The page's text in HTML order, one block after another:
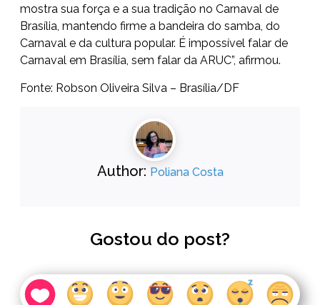
mostra sua força e a sua tradição no Carnaval de
Brasília, mantendo firme a bandeira do samba, do
Carnaval e da cultura popular. É impossível falar de
Carnaval em Brasília, sem falar da ARUC”, afirmou.
Fonte: Robson Oliveira Silva – Brasília/DF
Author: Poliana Costa
Gostou do post?